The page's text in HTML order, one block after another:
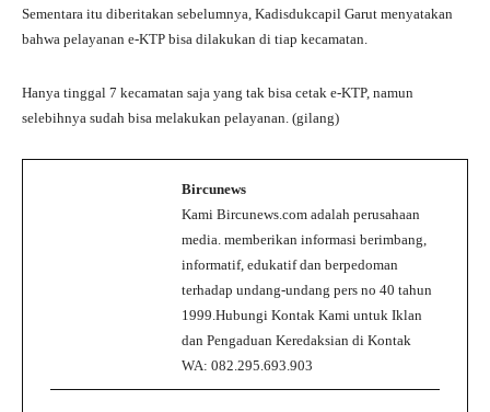
Sementara itu diberitakan sebelumnya, Kadisdukcapil Garut menyatakan
bahwa pelayanan e-KTP bisa dilakukan di tiap kecamatan.
Hanya tinggal 7 kecamatan saja yang tak bisa cetak e-KTP, namun
selebihnya sudah bisa melakukan pelayanan. (gilang)
Bircunews
Kami Bircunews.com adalah perusahaan
media. memberikan informasi berimbang,
informatif, edukatif dan berpedoman
terhadap undang-undang pers no 40 tahun
1999.Hubungi Kontak Kami untuk Iklan
dan Pengaduan Keredaksian di Kontak
WA: 082.295.693.903